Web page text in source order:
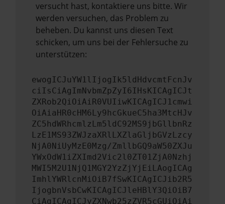
versucht hast, kontaktiere uns bitte. Wir
werden versuchen, das Problem zu
beheben. Du kannst uns diesen Text
schicken, um uns bei der Fehlersuche zu
unterstützen:
ewogICJuYW1lIjogIk5ldHdvcmtFcnJv
ciIsCiAgImNvbmZpZyI6IHsKICAgICJt
ZXRob2QiOiAiR0VUIiwKICAgICJ1cmwi
OiAiaHR0cHM6Ly9hcGkueC5ha3MtcHJv
ZC5hdWRhcmlzLm5ldC92MS9jbGllbnRz
LzE1MS93ZWJzaXRlLXZlaGljbGVzLzcy
NjA0NiUyMzE0Mzg/ZmllbGQ9aW50ZXJu
YWxOdW1iZXImd2Vic2l0ZT01ZjA0Nzhj
MWI5M2U1NjQ1MGY2YzZjYjEiLAogICAg
ImhlYWRlcnMiOiB7fSwKICAgICJib2R5
IjogbnVsbCwKICAgICJleHBlY3QiOiB7
CiAgICAgICJyZXNwb25zZVR5cGUiOiAi